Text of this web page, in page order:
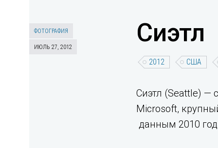
ФОТОГРАФИЯ
ИЮЛЬ 27, 2012 Сиэтл
2012 США
Сиэтл (Seattle) —
Microsoft,
данным 2010